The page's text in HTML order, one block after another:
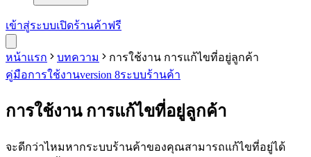
เข้าสู่ระบบเปิดร้านค้าฟรี
หน้าแรก บทความ
การใช้งาน การแก้ไขที่อยู่ลูกค้า
คู่มือการใช้งานversion 8ระบบร้านค้า
การใช้งาน การแก้ไขที่อยู่ลูกค้า
จะดีกว่าไหมหากระบบร้านค้าของคุณสามารถแก้ไขที่อยู่ได้